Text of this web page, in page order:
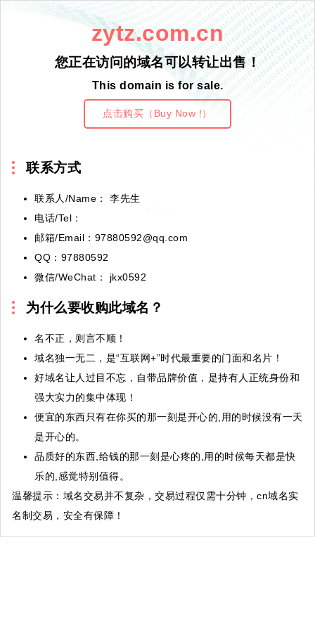
zytz.com.cn
您正在访问的域名可以转让出售！
This domain is for sale.
点击购买（Buy Now !）
联系方式
联系人/Name： 李先生
电话/Tel：
邮箱/Email：97880592@qq.com
QQ：97880592
微信/WeChat： jkx0592
为什么要收购此域名？
名不正，则言不顺！
域名独一无二，是“互联网+”时代最重要的门面和名片！
好域名让人过目不忘，自带品牌价值，是持有人正统身份和
强大实力的集中体现！
便宜的东西只有在你买的那一刻是开心的,用的时候没有一天
是开心的。
品质好的东西,给钱的那一刻是心疼的,用的时候每天都是快
乐的,感觉特别值得。
温馨提示 ：域名交易并不复杂，交易过程仅需十分钟，cn域名实
名制交易，安全有保障！